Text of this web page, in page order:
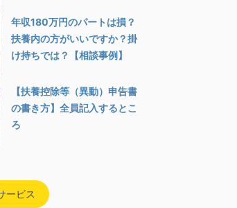
年収180万円のパートは損？
扶養内の方がいいですか？掛
け持ちでは？【相談事例】
【扶養控除等（異動）申告書
の書き方】全員記入するとこ
ろ
ービス